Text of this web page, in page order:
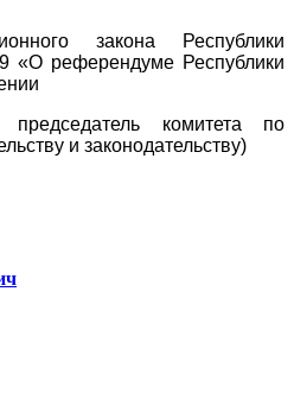
закона Республики
референдуме Республики
комитета по
и законодательству)